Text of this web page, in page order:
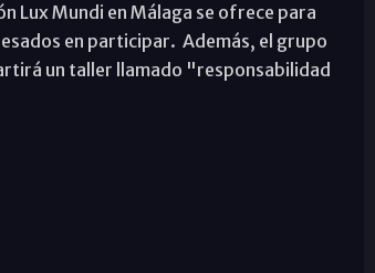
Lux Mundi en Málaga se ofrece para
en participar. Además, el grupo
un taller llamado "responsabilidad